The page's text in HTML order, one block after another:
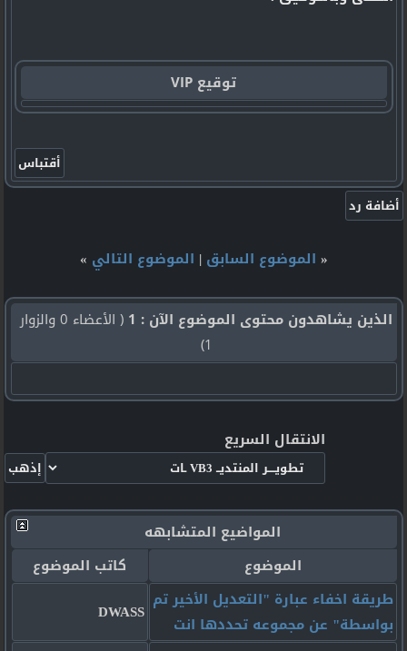
توقيع VIP
« الموضوع السابق | الموضوع التالي »
الذين يشاهدون محتوى الموضوع الآن : 1
( الأعضاء 0 والزوار
1)
الانتقال السريع
المواضيع المتشابهه
الموضوع
كاتب الموضوع
طريقة اخفاء عبارة "التعديل الأخير تم
بواسطة" عن مجموعه تحددها انت
DWASS